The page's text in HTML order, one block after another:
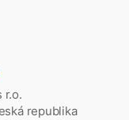
r.o.
republika